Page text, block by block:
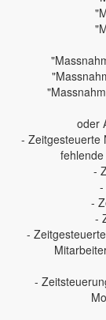
oder
- Zeitgesteuerte
-
-
-
-
-
-